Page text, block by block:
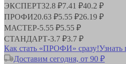
ЭКСПЕРТ32.8 ₽7.41 ₽40.2 ₽
ПРОФИ20.63 ₽5.55 ₽26.19 ₽
МАСТЕР-5.55 ₽5.55 ₽
СТАНДАРТ-3.7 ₽3.7 ₽
Как стать «ПРОФИ» сразу!Узнать
Доставим сегодня, от 90 ₽